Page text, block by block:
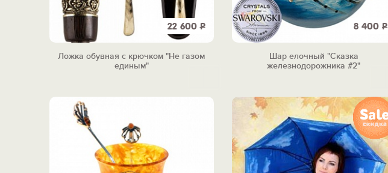
22 600Р
Ложка обувная с крючком "Не газом
единым"
8 400 Р
Шар елочный "Сказка
железнодорожника #2"